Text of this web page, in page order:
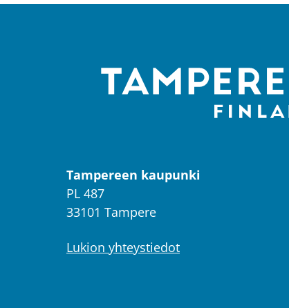
Tampereen kaupunki
PL 487
33101 Tampere
Lukion yhteystiedot